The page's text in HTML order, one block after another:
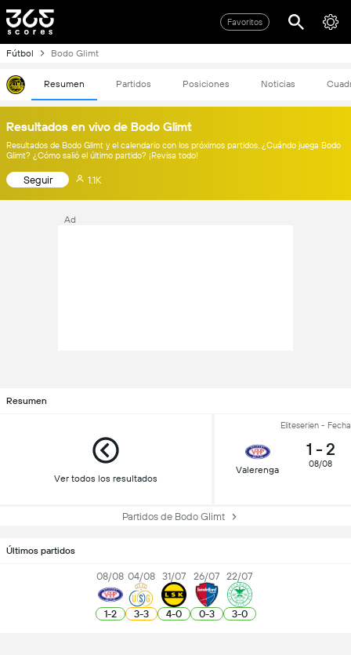
Favoritos
Fútbol Bodo Glimt
Resumen Partidos Posiciones Noticias
Resultados en vivo de Bodo Glimt
Resultados de Bodo Glimt y el calendario con los próximos partidos. ¿Cuándo juega Bodo
Glimt? ¿Cómo salió el último partido? ¡Revisa todo!
Seguir 1.1K
Ad
Resumen
Ver todos los resultados
Eliteserien - Fecha
Valerenga
1 - 2
08/08
Partidos de Bodo Glimt
Últimos partidos
08/08
1-2
04/08
3-3
31/07
4-0
26/07
0-3
22/07
3-0